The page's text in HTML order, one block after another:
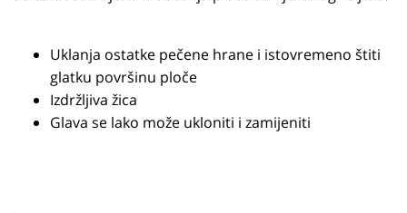
Uklanja ostatke pečene hrane i istovremeno štiti
glatku površinu ploče
Izdržljiva žica
Glava se lako može ukloniti i zamijeniti